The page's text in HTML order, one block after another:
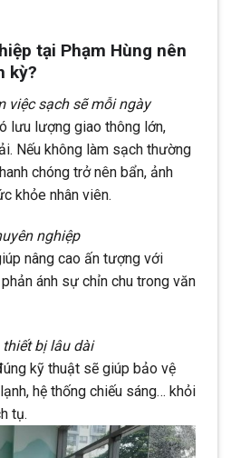
tại Phạm Hùng nên
kỳ?
việc sạch sẽ mỗi ngày
lưu lượng giao thông lớn,
Nếu không làm sạch thường
chóng trở nên bẩn, ảnh
khỏe nhân viên.
nghiệp
nâng cao ấn tượng với
ánh sự chỉn chu trong văn
bị lâu dài
kỹ thuật sẽ giúp bảo vệ
hệ thống chiếu sáng… khỏi
tụ.